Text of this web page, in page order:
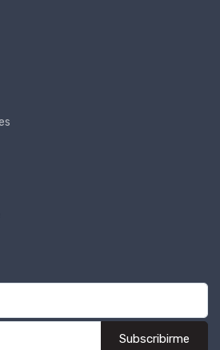
Subscribirme